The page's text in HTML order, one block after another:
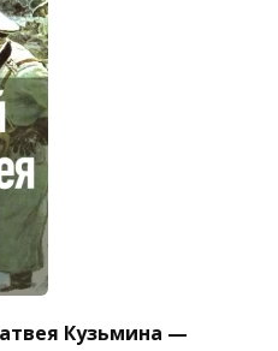
Кузьмина —